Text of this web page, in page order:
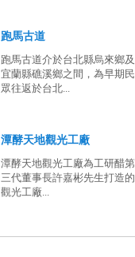
跑馬古道
跑馬古道介於台北縣烏來鄉及
宜蘭縣礁溪鄉之間，為早期民
眾往返於台北...
潭酵天地觀光工廠
潭酵天地觀光工廠為工研醋第
三代董事長許嘉彬先生打造的
觀光工廠...